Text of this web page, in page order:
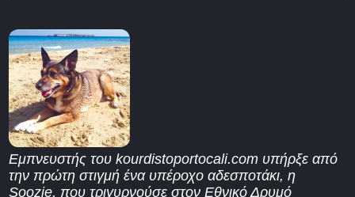
Εμπνευστής του kourdistoportocali.com υπήρξε από
την πρώτη στιγμή ένα υπέροχο αδεσποτάκι, η
Soozie, που τριγυρνούσε στον Εθνικό Δρυμό